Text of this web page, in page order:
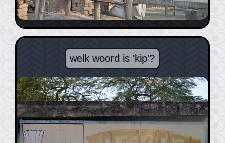
welk woord is 'kip'?